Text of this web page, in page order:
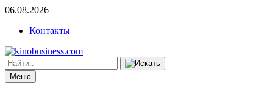
06.08.2026
Контакты
Меню